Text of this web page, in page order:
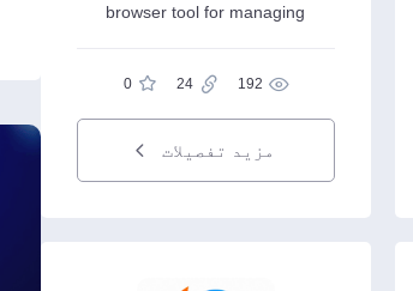
browser tool for managing
192
24
0
مزید تفصیلات